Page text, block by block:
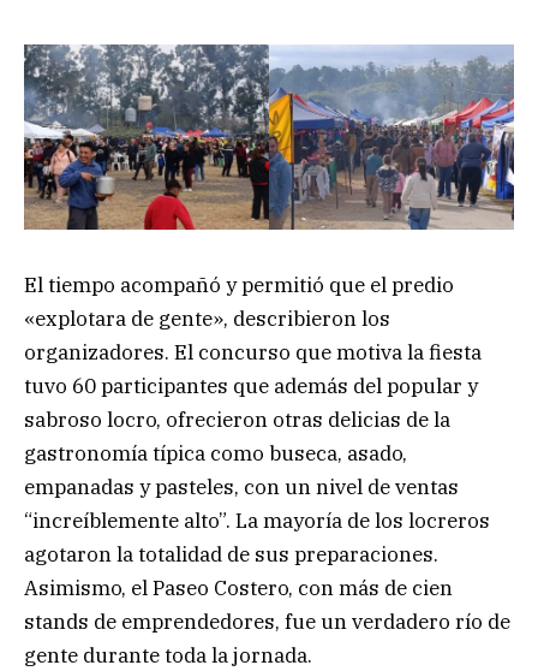
El tiempo acompañó y permitió que el predio
«explotara de gente», describieron los
organizadores. El concurso que motiva la fiesta
tuvo 60 participantes que además del popular y
sabroso locro, ofrecieron otras delicias de la
gastronomía típica como buseca, asado,
empanadas y pasteles, con un nivel de ventas
“increíblemente alto”. La mayoría de los locreros
agotaron la totalidad de sus preparaciones.
Asimismo, el Paseo Costero, con más de cien
stands de emprendedores, fue un verdadero río de
gente durante toda la jornada.